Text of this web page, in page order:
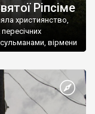
Ріпсіме
християнство,
вірмени